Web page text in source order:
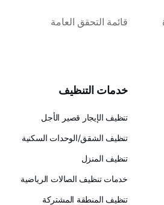
قائمة التحقق العامة
خدمات التنظيف
تنظيف الإيجار قصير الأجل
تنظيف الشقق/الوحدات السكنية
تنظيف المنزل
خدمات تنظيف الصالات الرياضية
تنظيف المنطقة المشتركة